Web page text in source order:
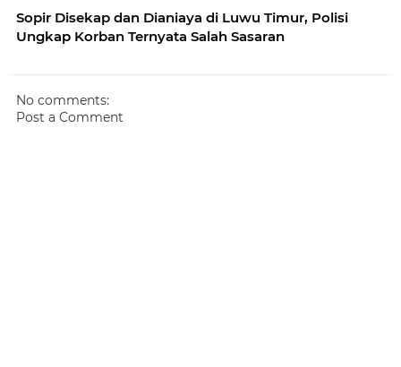
Sopir Disekap dan Dianiaya di Luwu Timur, Polisi
Ungkap Korban Ternyata Salah Sasaran
No comments:
Post a Comment